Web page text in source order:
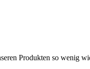
Produkten so wenig